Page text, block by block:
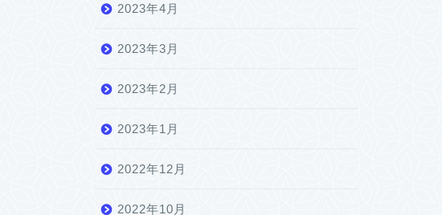
2023年4月
2023年3月
2023年2月
2023年1月
2022年12月
2022年10月